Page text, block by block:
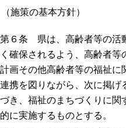
（施策の基本方針）
第６条 県は、高齢者等の活
く確保されるよう、高齢者等
計画その他高齢者等の福祉に
連携を図りながら、次に掲げ
づき、福祉のまちづくりに関
的に実施するものとする。